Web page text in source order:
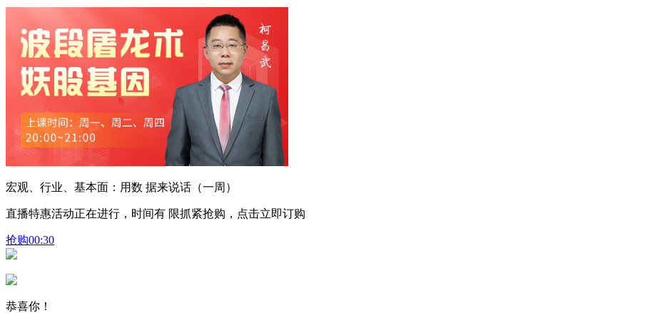
宏观、行业、基本面：用数 据来说话（一周）
直播特惠活动正在进行，时间有 限抓紧抢购，点击立即订购
抢购00:30
恭喜你！